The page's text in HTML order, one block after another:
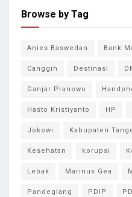
Browse by Tag
Anies Baswedan Bank
Canggih Destinasi
Ganjar Pranowo
Hasto Kristiyanto HP
Jokowi Kabupaten
Kesehatan korupsi
Lebak Marinus Gea
Pandeglang PDIP